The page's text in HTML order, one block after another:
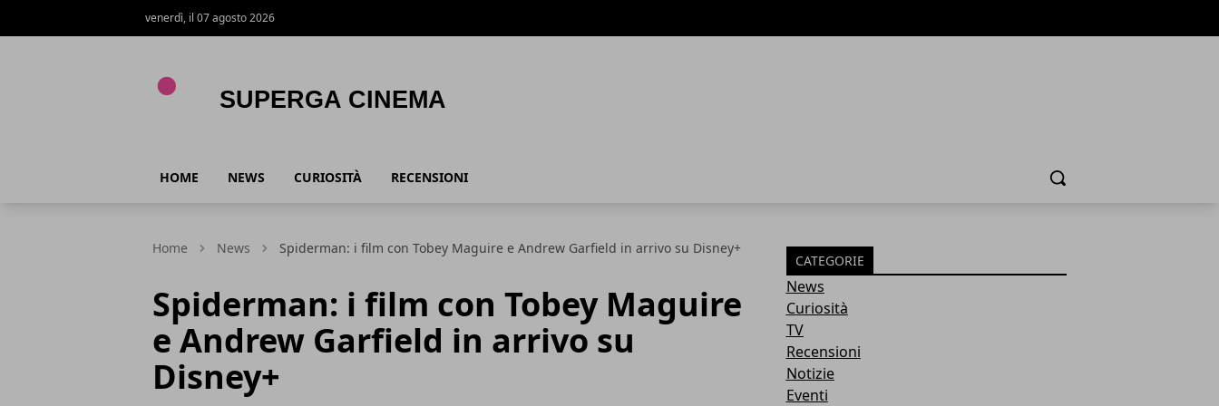
venerdì, il 07 agosto 2026
HOME NEWS CURIOSITÀ RECENSIONI Cerca
Home News Spiderman: i film con Tobey Maguire e Andrew Garfield in arrivo su Disney+
Spiderman: i film con Tobey Maguire
e Andrew Garfield in arrivo su
Disney+
CATEGORIE
News
Curiosità
TV
Recensioni
Notizie
Eventi